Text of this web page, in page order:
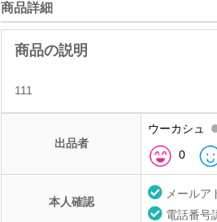
商品詳細
111
出品者
ウーカシュ
0
本人確認
メールア
電話番号